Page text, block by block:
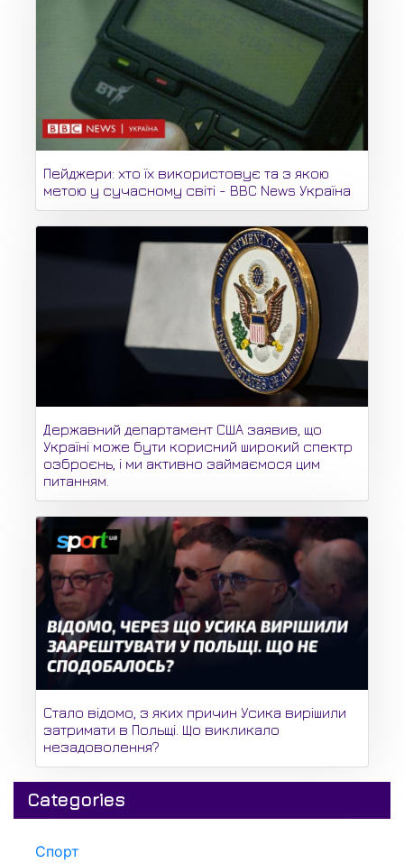
Пейджери: хто їх використовує та з якою
метою у сучасному світі - BBC News Україна
Державний департамент США заявив, що
Україні може бути корисний широкий спектр
озброєнь, і ми активно займаємося цим
питанням.
Стало відомо, з яких причин Усика вирішили
затримати в Польщі. Що викликало
незадоволення?
Categories
Спорт